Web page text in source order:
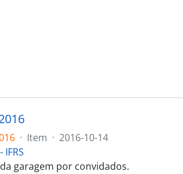
· Item · 2016-10-14
garagem por convidados.